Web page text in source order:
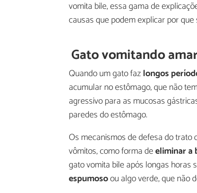
vomita bile, essa gama de
causas que podem explicar por
Gato vomitando
Quando um gato fazlongos
acumular no estômago, que não
agressivo para as mucosas
paredes do estômago.
Os mecanismos de defesa do
vômitos, como forma deeliminar a
gato vomita bile após longas horas
espumosoou algo verde, que não